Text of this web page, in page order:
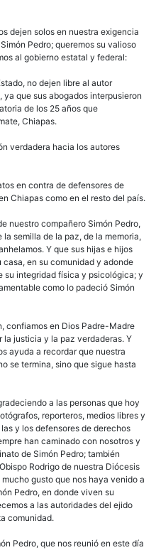
dejen solos en nuestra exigencia
Pedro; queremos su valioso
al gobierno estatal y federal:
no dejen libre al autor
ya que sus abogados interpusieron
de los 25 años que
Chiapas.
verdadera hacia los autores
en contra de defensores de
Chiapas como en el resto del país.
nuestro compañero Simón Pedro,
semilla de la paz, de la memoria,
Y que sus hijas e hijos
en su comunidad y adonde
su integridad física y psicológica; y
como lo padeció Simón
confiamos en Dios Padre-Madre
la justicia y la paz verdaderas. Y
ayuda a recordar que nuestra
se termina, sino que sigue hasta
a las personas que hoy
reporteros, medios libres y
y los defensores de derechos
han caminado con nosotros y
de Simón Pedro; también
Rodrigo de nuestra Diócesis
gusto que nos haya venido a
Pedro, en donde viven su
a las autoridades del ejido
comunidad.
Pedro, que nos reunió en este día